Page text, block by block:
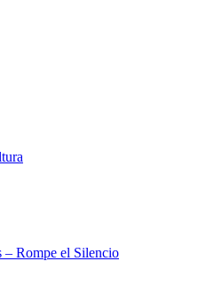
– Rompe el Silencio